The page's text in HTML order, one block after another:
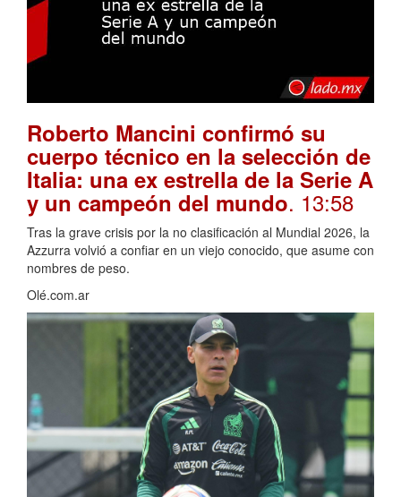
Roberto Mancini confirmó su
cuerpo técnico en la selección de
Italia: una ex estrella de la Serie A
y un campeón del mundo. 13:58
Tras la grave crisis por la no clasificación al Mundial 2026, la
Azzurra volvió a confiar en un viejo conocido, que asume con
nombres de peso.
Olé.com.ar